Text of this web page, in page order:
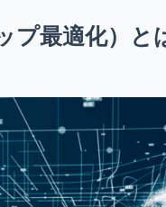
プ最適化）と